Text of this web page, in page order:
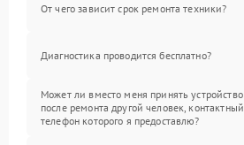
От чего зависит срок ремонта техники?
Диагностика проводится бесплатно?
Может ли вместо меня принять устройство
после ремонта другой человек, контактный
телефон которого я предоставлю?